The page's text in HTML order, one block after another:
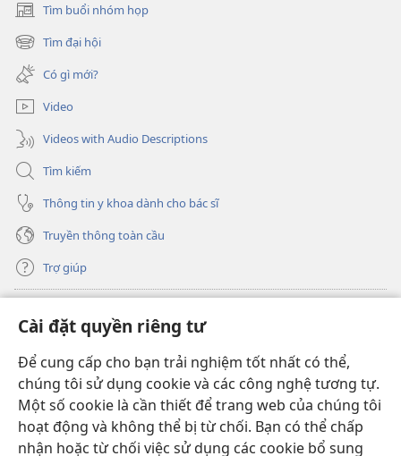
Cài đặt quyền riêng tư
Để cung cấp cho bạn trải nghiệm tốt nhất có thể,
chúng tôi sử dụng cookie và các công nghệ tương tự.
Một số cookie là cần thiết để trang web của chúng tôi
hoạt động và không thể bị từ chối. Bạn có thể chấp
nhận hoặc từ chối việc sử dụng các cookie bổ sung
Tìm buổi nhóm họp
(mở
cửa
sổ
mới)
Tìm đại hội
(mở
cửa
sổ
mới)
Có gì mới?
Video
Videos with Audio Descriptions
Tìm kiếm
Thông tin y khoa dành cho bác sĩ
Truyền thông toàn cầu
Trợ giúp
(mở
cửa
sổ
mới)
THƯ VIỆN TRỰC TUYẾN Tháp Canh
(mở
cửa
sổ
mới)
JW Hub ®
(mở
cửa
sổ
JW Library